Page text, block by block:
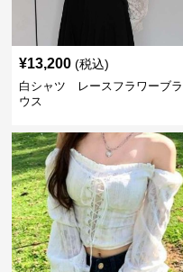
¥13,200 (税込)
白シャツ レースフラワーブラ
ウス